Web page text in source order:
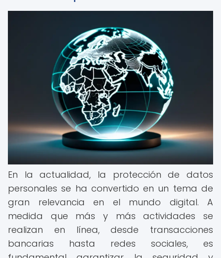
En la actualidad, la protección de datos
personales se ha convertido en un tema de
gran relevancia en el mundo digital. A
medida que más y más actividades se
realizan en línea, desde transacciones
bancarias hasta redes sociales, es